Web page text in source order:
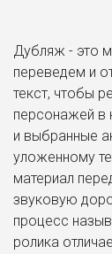
станет вашей
дикторов в
страны и из-
именно для
ролик
или даже
участием в
(Титаник,
сериалов
которые
Дубляж - это
переведем и
текст, чтобы
персонажей в
и выбранные
уложенному
материал
звуковую
процесс
ролика